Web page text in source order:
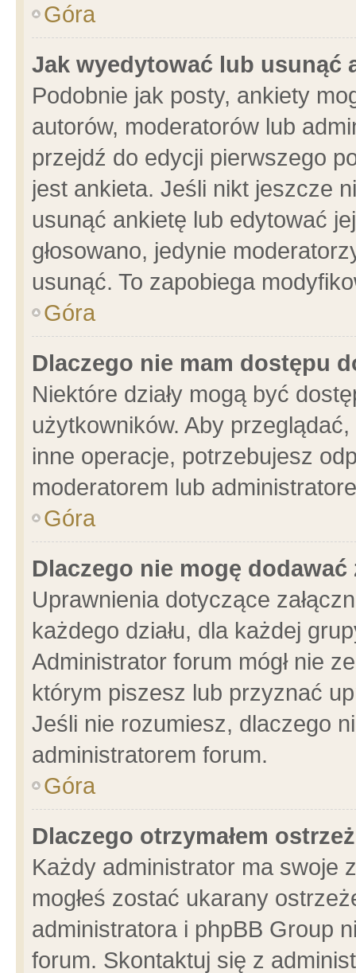
Góra
Jak wyedytować lub usunąć
Podobnie jak posty, ankiety
autorów, moderatorów lub
przejdź do edycji pierwszego
jest ankieta. Jeśli nikt jeszcze
usunąć ankietę lub edytować
głosowano, jedynie
usunąć. To zapobiega
Góra
Dlaczego nie mam dostępu
Niektóre działy mogą być
użytkowników. Aby
inne operacje, potrzebujesz
moderatorem lub
Góra
Dlaczego nie mogę dodawać
Uprawnienia dotyczące
każdego działu, dla każdej
Administrator forum mógł nie
którym piszesz lub przyznać
Jeśli nie rozumiesz, dlaczego
administratorem forum.
Góra
Dlaczego otrzymałem
Każdy administrator ma swoje
mogłeś zostać ukarany
administratora i phpBB Group
forum. Skontaktuj się z